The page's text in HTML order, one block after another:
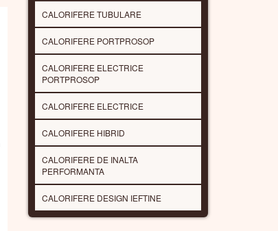
CALORIFERE TUBULARE
CALORIFERE PORTPROSOP
CALORIFERE ELECTRICE
PORTPROSOP
CALORIFERE ELECTRICE
CALORIFERE HIBRID
CALORIFERE DE INALTA
PERFORMANTA
CALORIFERE DESIGN IEFTINE